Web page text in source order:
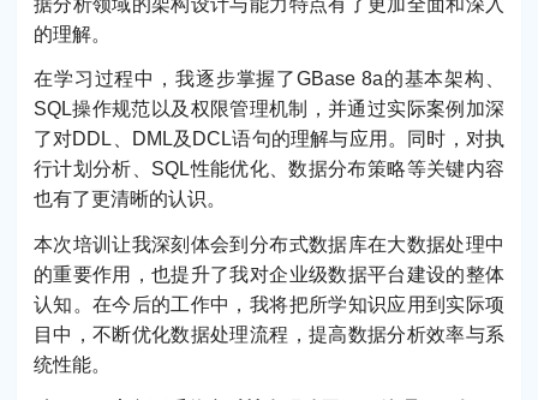
据分析领域的架构设计与能力特点有了更加全面和深入
的理解。
在学习过程中，我逐步掌握了GBase 8a的基本架构、
SQL操作规范以及权限管理机制，并通过实际案例加深
了对DDL、DML及DCL语句的理解与应用。同时，对执
行计划分析、SQL性能优化、数据分布策略等关键内容
也有了更清晰的认识。
本次培训让我深刻体会到分布式数据库在大数据处理中
的重要作用，也提升了我对企业级数据平台建设的整体
认知。在今后的工作中，我将把所学知识应用到实际项
目中，不断优化数据处理流程，提高数据分析效率与系
统性能。